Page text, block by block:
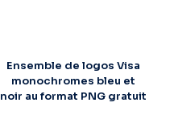
Ensemble de logos Visa
monochromes bleu et
noir au format PNG gratuit